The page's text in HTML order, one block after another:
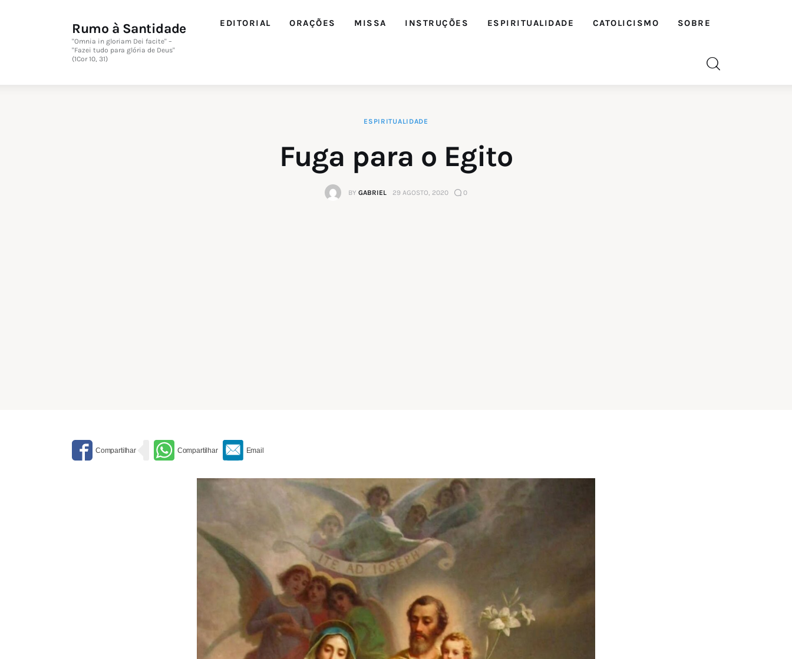
Rumo à Santidade
"Omnia in gloriam Dei facite" –
"Fazei tudo para glória de Deus"
(1Cor 10, 31)
EDITORIAL ORAÇÕES MISSA INSTRUÇÕES ESPIRITUALIDADE CATOLICISMO SOBRE
Orações
Missa
ESPIRITUALIDADE
Fuga para o Egito
BY GABRIEL 29 AGOSTO, 2020 0